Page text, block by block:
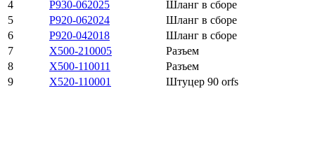
4
P930-062025
Шланг в сборе
5
P920-062024
Шланг в сборе
6
P920-042018
Шланг в сборе
7
X500-210005
Разъем
8
X500-110011
Разъем
9
X520-110001 Штуцер 90 orfs